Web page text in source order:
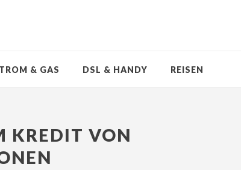
& GAS DSL & HANDY REISEN
KREDIT VON